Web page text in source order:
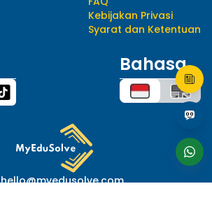
hello@myedusolve.com
Kebijakan Privasi
Syarat dan Ketentuan
Bahasa